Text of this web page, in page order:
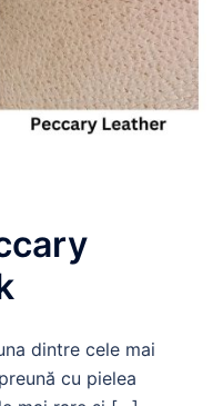
dintre cele mai
cu pielea